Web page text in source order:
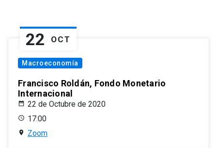
22 OCT
Macroeconomía
Francisco Roldán, Fondo Monetario
Internacional
22 de Octubre de 2020
17:00
Zoom